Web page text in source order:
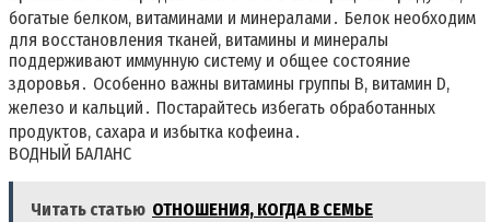
богатые белком, витаминами и минералами․ Белок необходим
для восстановления тканей, витамины и минералы
поддерживают иммунную систему и общее состояние
здоровья․ Особенно важны витамины группы B, витамин D,
железо и кальций․ Постарайтесь избегать обработанных
продуктов, сахара и избытка кофеина․
ВОДНЫЙ БАЛАНС
Читать статью ОТНОШЕНИЯ, КОГДА В СЕМЬЕ